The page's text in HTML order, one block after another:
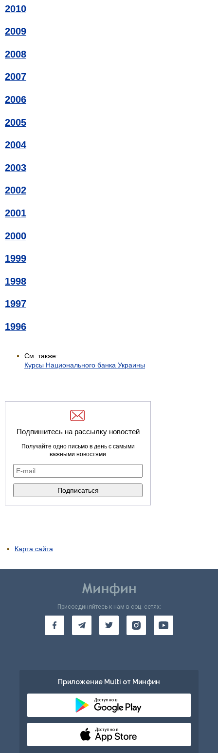
2010
2009
2008
2007
2006
2005
2004
2003
2002
2001
2000
1999
1998
1997
1996
См. также:
Курсы Национального банка Украины
Подпишитесь на рассылку новостей
Получайте одно письмо в день с самыми
важными новостями
Карта сайта
Присоединяйтесь к нам в соц. сетях:
Приложение Multi от Минфин
Доступно в
Доступно в